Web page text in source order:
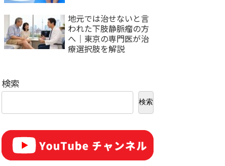
地元では治せないと言
われた下肢静脈瘤の方
へ｜東京の専門医が治
療選択肢を解説
検索
検索